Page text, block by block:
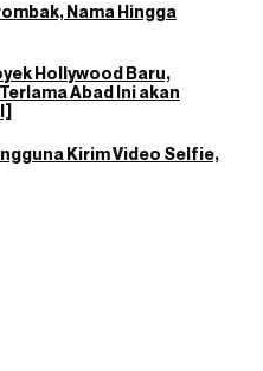
Nama Hingga
Hollywood Baru,
Abad Ini akan
Kirim Video Selfie,